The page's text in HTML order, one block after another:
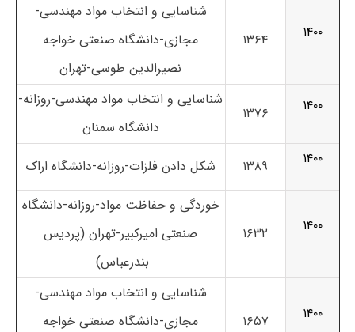
۱۴۰۰ ۱۳۶۴
شناسایی و انتخاب مواد مهندسی-
مجازی-دانشگاه صنعتی خواجه
نصیرالدین طوسی-تهران
۱۴۰۰
۱۳۷۶
شناسایی و انتخاب مواد مهندسی-روزانه-
دانشگاه سمنان
۱۴۰۰
۱۳۸۹ شکل دادن فلزات-روزانه-دانشگاه اراک
۱۴۰۰ ۱۶۳۲
خوردگی و حفاظت مواد-روزانه-دانشگاه
صنعتی امیرکبیر-تهران (پردیس
بندرعباس)
۱۴۰۰ ۱۶۵۷
شناسایی و انتخاب مواد مهندسی-
مجازی-دانشگاه صنعتی خواجه